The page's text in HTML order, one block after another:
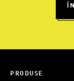
PRODUSE